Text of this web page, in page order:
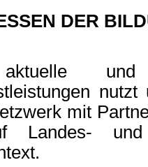
DER
und
mit
Landes-